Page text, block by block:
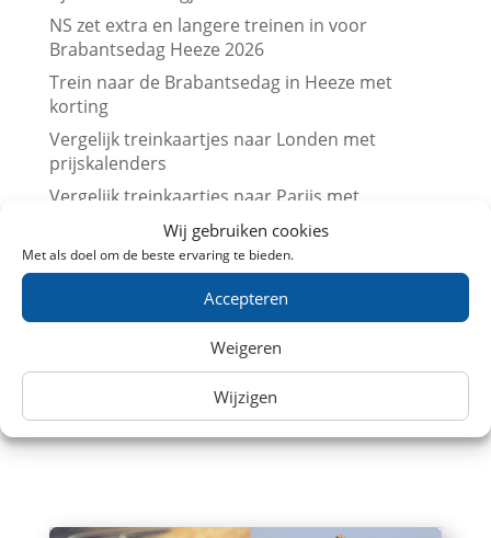
Wij gebruiken cookies
Met als doel om de beste ervaring te bieden.
Accepteren
Weigeren
Wijzigen
NS zet extra en langere treinen in voor
Brabantsedag Heeze 2026
Trein naar de Brabantsedag in Heeze met
korting
Vergelijk treinkaartjes naar Londen met
prijskalenders
Vergelijk treinkaartjes naar Parijs met
prijskalenders
Treinkaartjes bij NS International met korting
(augustus 2026)
Beurs en trein met korting (augustus 2026)
Leuk dagje uit met kinderen? Trein
aanbiedingen in Augustus 2026
Museum met korting (augustus 2026)